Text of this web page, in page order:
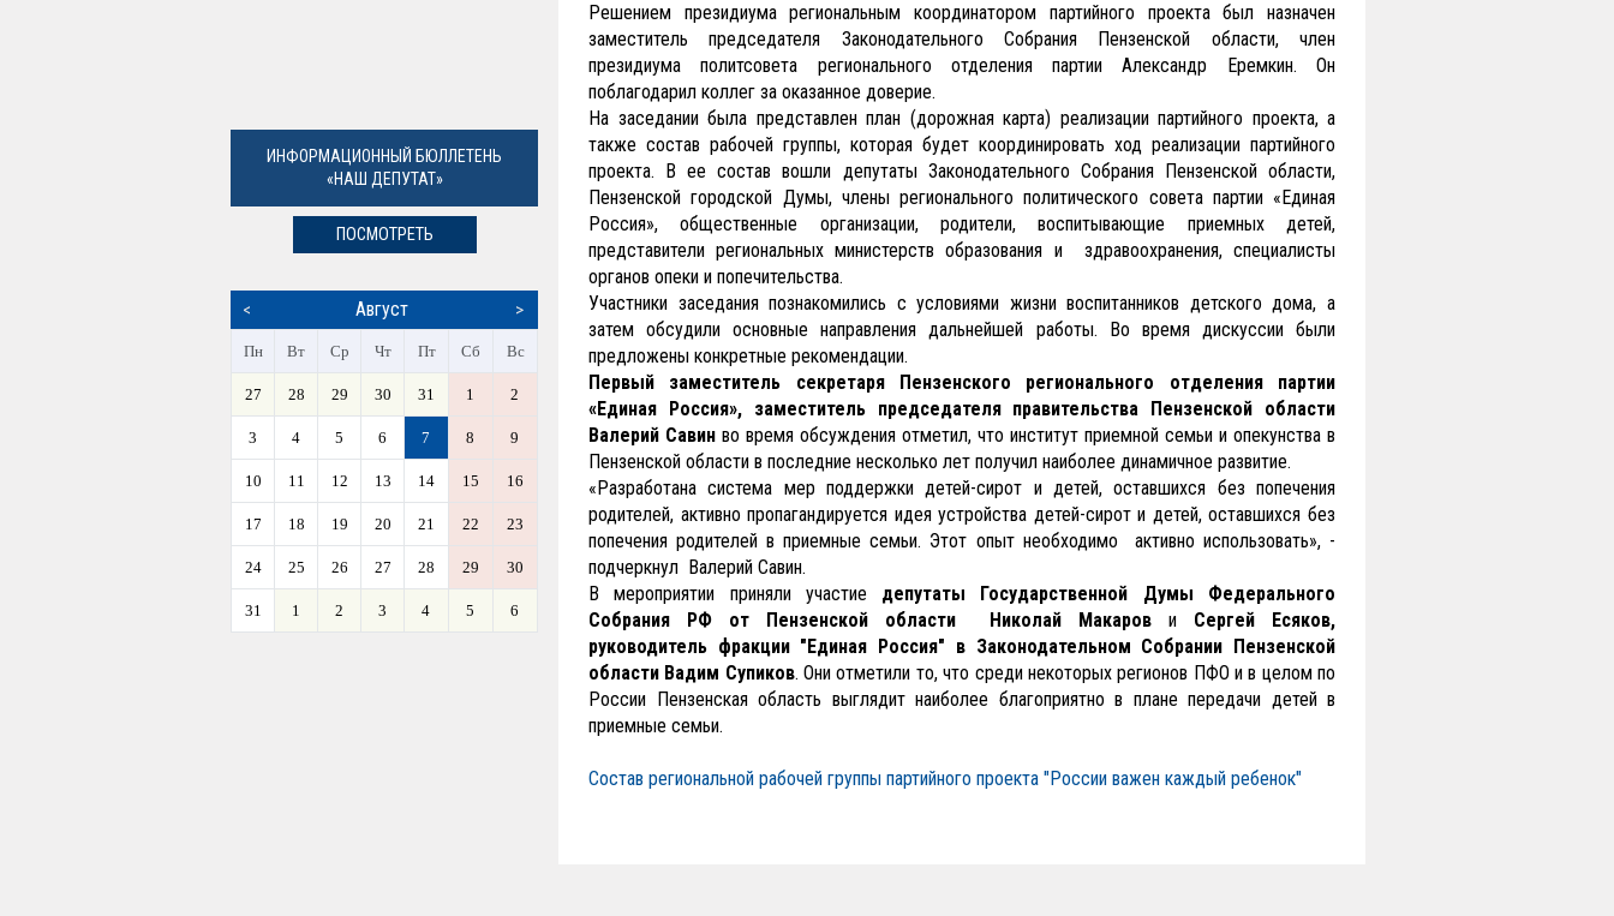
ИНФОРМАЦИОННЫЙ БЮЛЛЕТЕНЬ
«НАШ ДЕПУТАТ»
ПОСМОТРЕТЬ
< >
Август
Пн Вт Ср Чт Пт Сб Вс
27 28 29 30 31 1 2
3 4 5 6 7 8 9
10 11 12 13 14 15 16
17 18 19 20 21 22 23
24 25 26 27 28 29 30
31 1 2 3 4 5 6
Решением президиума региональным координатором партийного проекта был назначен
заместитель председателя Законодательного Собрания Пензенской области, член
президиума политсовета регионального отделения партии Александр Еремкин. Он
поблагодарил коллег за оказанное доверие.
На заседании была представлен план (дорожная карта) реализации партийного проекта, а
также состав рабочей группы, которая будет координировать ход реализации партийного
проекта. В ее состав вошли депутаты Законодательного Собрания Пензенской области,
Пензенской городской Думы, члены регионального политического совета партии «Единая
Россия», общественные организации, родители, воспитывающие приемных детей,
представители региональных министерств образования и здравоохранения, специалисты
органов опеки и попечительства.
Участники заседания познакомились с условиями жизни воспитанников детского дома, а
затем обсудили основные направления дальнейшей работы. Во время дискуссии были
предложены конкретные рекомендации.
Первый заместитель секретаря Пензенского регионального отделения партии
«Единая Россия», заместитель председателя правительства Пензенской области
Валерий Савин во время обсуждения отметил, что институт приемной семьи и опекунства в
Пензенской области в последние несколько лет получил наиболее динамичное развитие.
«Разработана система мер поддержки детей-сирот и детей, оставшихся без попечения
родителей, активно пропагандируется идея устройства детей-сирот и детей, оставшихся без
попечения родителей в приемные семьи. Этот опыт необходимо активно использовать», -
подчеркнул Валерий Савин.
В мероприятии приняли участие депутаты Государственной Думы Федерального
Собрания РФ от Пензенской области Николай Макаров и Сергей Есяков,
руководитель фракции "Единая Россия" в Законодательном Собрании Пензенской
области Вадим Супиков. Они отметили то, что среди некоторых регионов ПФО и в целом по
России Пензенская область выглядит наиболее благоприятно в плане передачи детей в
приемные семьи.
Состав региональной рабочей группы партийного проекта "России важен каждый ребенок"